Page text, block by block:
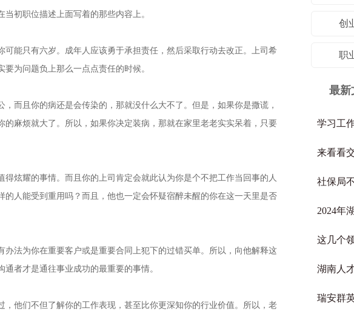
初职位描述上面写着的那些内容上。
能只有六岁。成年人应该勇于承担责任，然后采取行动去改正。上司希
为问题负上那么一点点责任的时候。
且你的病还是会传染的，那就没什么大不了。但是，如果你是撒谎，
麻烦就大了。所以，如果你决定装病，那就在家里老老实实呆着，只要
炫耀的事情。而且你的上司肯定会就此认为你是个不把工作当回事的人
人能受到重用吗？而且，他也一定会怀疑宿醉未醒的你在这一天里是否
法为你在重要客户或是重要合同上犯下的过错买单。所以，向他解释这
者才是通往事业成功的最重要的事情。
他们不但了解你的工作表现，甚至比你更深知你的行业价值。所以，老
创
职
最新
学习工
来看看
社保局
2024年
这几个
湖南人
瑞安群